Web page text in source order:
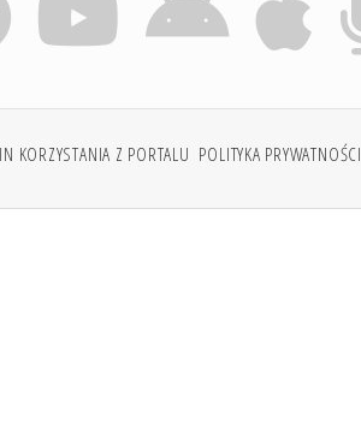
KORZYSTANIA Z PORTALU POLITYKA PRYWATNOŚCI